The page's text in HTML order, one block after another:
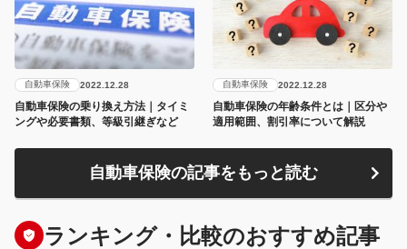
自動車保険 2022.12.28
自動車保険の乗り換え方法｜タイミ
ングや必要書類、等級引継ぎなど
自動車保険 2022.12.28
自動車保険の年齢条件とは｜区分や
適用範囲、割引率について解説
自動車保険の記事をもっと読む
ランキング・比較のおすすめ記事